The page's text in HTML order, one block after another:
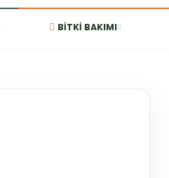
BITKI BAKIMI